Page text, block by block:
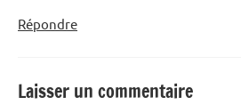
Répondre
Laisser un commentaire